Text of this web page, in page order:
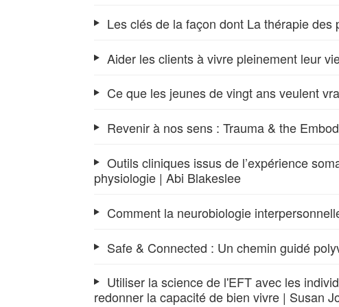
Les clés de la façon dont La thérapie
Aider les clients à vivre pleinement leur
Ce que les jeunes de vingt ans veulent
Revenir à nos sens : Trauma & the
Outils cliniques issus de l’expérience
physiologie | Abi Blakeslee
Comment la neurobiologie
Safe & Connected : Un chemin guidé
Utiliser la science de l'EFT avec les
redonner la capacité de bien vivre | Susan